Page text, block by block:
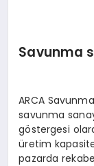
Savunma
ARCA
savunma
göstergesi
üretim
pazarda